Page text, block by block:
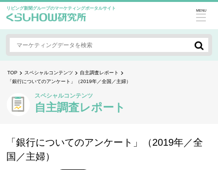
リビング新聞グループのマーケティングポータルサイト MENU
TOP スペシャルコンテンツ
自主調査レポート
「銀行についてのアンケート」（2019年／全国／主婦）
スペシャルコンテンツ
自主調査レポート
「銀行についてのアンケート」（2019年／全
国／主婦）